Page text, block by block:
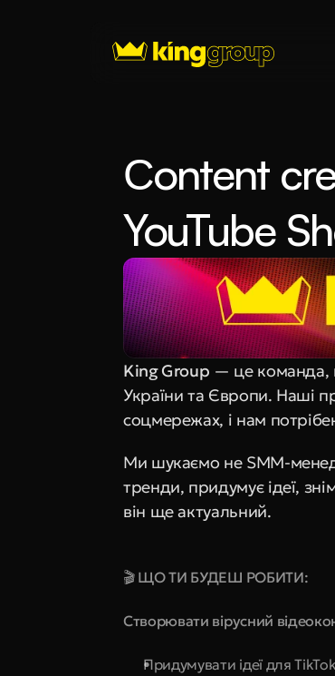
Сontent
YouTube
King Group — це команда,
України та Європи. Наші
соцмережах, і нам
Ми шукаємо не SMM-
тренди, придумує ідеї,
він ще актуальний.
🎬 ЩО ТИ БУДЕШ РОБИТИ:
Створювати вірусний
Придумувати ідеї для